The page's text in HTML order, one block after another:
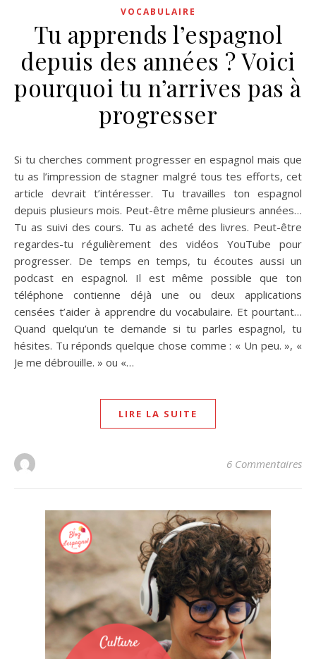
VOCABULAIRE
Tu apprends l’espagnol
depuis des années ? Voici
pourquoi tu n’arrives pas à
progresser
Si tu cherches comment progresser en espagnol mais que
tu as l’impression de stagner malgré tous tes efforts, cet
article devrait t’intéresser. Tu travailles ton espagnol
depuis plusieurs mois. Peut-être même plusieurs années…
Tu as suivi des cours. Tu as acheté des livres. Peut-être
regardes-tu régulièrement des vidéos YouTube pour
progresser. De temps en temps, tu écoutes aussi un
podcast en espagnol. Il est même possible que ton
téléphone contienne déjà une ou deux applications
censées t’aider à apprendre du vocabulaire. Et pourtant…
Quand quelqu’un te demande si tu parles espagnol, tu
hésites. Tu réponds quelque chose comme : « Un peu. », «
Je me débrouille. » ou «…
LIRE LA SUITE
6 Commentaires